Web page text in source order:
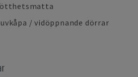
/ vidöppnande dörrar